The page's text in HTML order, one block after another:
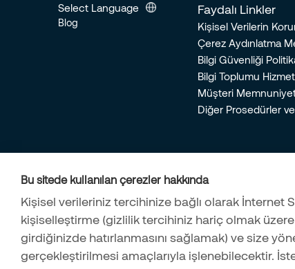
Select Language
Blog
Faydalı Linkler
Kişisel Verilerin
Çerez Aydınlatma
Bilgi Güvenliği
Bilgi Toplumu
Müşteri
Diğer Prosedürler
Bu sitede kullanılan çerezler hakkında
Kişisel verileriniz tercihinize bağlı olarak İnternet
kişiselleştirme (gizlilik tercihiniz hariç olmak
girdiğinizde hatırlanmasını sağlamak) ve size
gerçekleştirilmesi amaçlarıyla işlenebilecektir.